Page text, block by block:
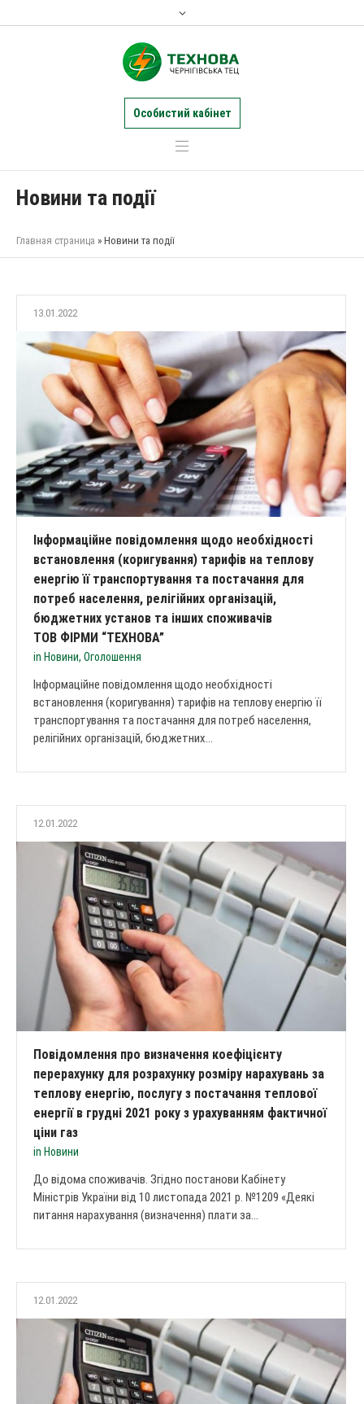
Особистий кабінет
Новини та події
Главная страница » Новини та події
13.01.2022
Інформаційне повідомлення щодо необхідності
встановлення (коригування) тарифів на теплову
енергію її транспортування та постачання для
потреб населення, релігійних організацій,
бюджетних установ та інших споживачів
ТОВ ФІРМИ “ТЕХНОВА”
in Новини,Оголошення
Інформаційне повідомлення щодо необхідності
встановлення (коригування) тарифів на теплову енергію її
транспортування та постачання для потреб населення,
релігійних організацій, бюджетних...
12.01.2022
Повідомлення про визначення коефіцієнту
перерахунку для розрахунку розміру нарахувань за
теплову енергію, послугу з постачання теплової
енергії в грудні 2021 року з урахуванням фактичної
ціни газ
in Новини
До відома споживачів. Згідно постанови Кабінету
Міністрів України від 10 листопада 2021 р. №1209 «Деякі
питання нарахування (визначення) плати за...
12.01.2022